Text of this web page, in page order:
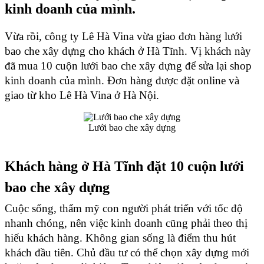
kinh doanh của mình.
Vừa rồi, công ty Lê Hà Vina vừa giao đơn hàng lưới
bao che xây dựng cho khách ở Hà Tĩnh. Vị khách này
đã mua 10 cuộn lưới bao che xây dựng để sửa lại shop
kinh doanh của mình. Đơn hàng được đặt online và
giao từ kho Lê Hà Vina ở Hà Nội.
Lưới bao che xây dựng
Khách hàng ở Hà Tĩnh đặt 10 cuộn lưới
bao che xây dựng
Cuộc sống, thẩm mỹ con người phát triển với tốc độ
nhanh chóng, nên việc kinh doanh cũng phải theo thị
hiếu khách hàng. Không gian sống là điểm thu hút
khách đầu tiên. Chủ đầu tư có thể chọn xây dựng mới